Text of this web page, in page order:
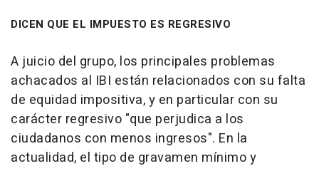
DICEN QUE EL IMPUESTO ES REGRESIVO
A juicio del grupo, los principales problemas
achacados al IBI están relacionados con su falta
de equidad impositiva, y en particular con su
carácter regresivo "que perjudica a los
ciudadanos con menos ingresos". En la
actualidad, el tipo de gravamen mínimo y